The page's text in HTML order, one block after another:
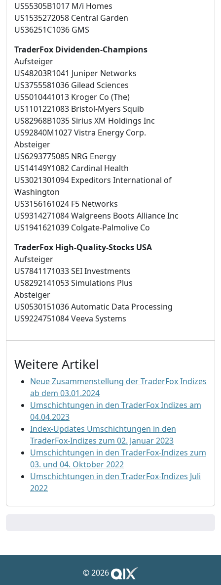
US55305B1017 M/i Homes
US1535272058 Central Garden
US36251C1036 GMS
TraderFox Dividenden-Champions
Aufsteiger
US48203R1041 Juniper Networks
US3755581036 Gilead Sciences
US5010441013 Kroger Co (The)
US1101221083 Bristol-Myers Squib
US82968B1035 Sirius XM Holdings Inc
US92840M1027 Vistra Energy Corp.
Absteiger
US6293775085 NRG Energy
US14149Y1082 Cardinal Health
US3021301094 Expeditors International of
Washington
US3156161024 F5 Networks
US9314271084 Walgreens Boots Alliance Inc
US1941621039 Colgate-Palmolive Co
TraderFox High-Quality-Stocks USA
Aufsteiger
US7841171033 SEI Investments
US8292141053 Simulations Plus
Absteiger
US0530151036 Automatic Data Processing
US9224751084 Veeva Systems
Weitere Artikel
Neue Zusammenstellung der TraderFox Indizes
ab dem 03.01.2024
Umschichtungen in den TraderFox Indizes am
04.04.2023
Index-Updates Umschichtungen in den
TraderFox-Indizes zum 02. Januar 2023
Umschichtungen in den TraderFox-Indizes zum
03. und 04. Oktober 2022
Umschichtungen in den TraderFox-Indizes Juli
2022
© 2026